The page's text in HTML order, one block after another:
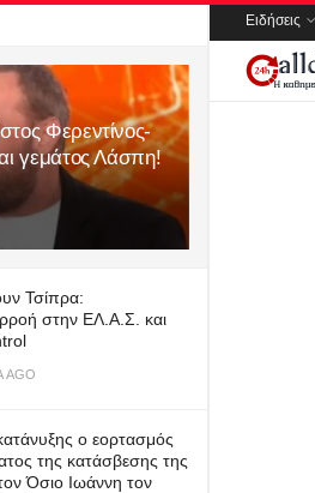
Φερεντίνος-
γεμάτος Λάσπη!
Τσίπρα:
στην ΕΛ.Α.Σ. και
AGO
ο εορτασμός
της κατάσβεσης της
Όσιο Ιωάννη τον
Ειδήσεις